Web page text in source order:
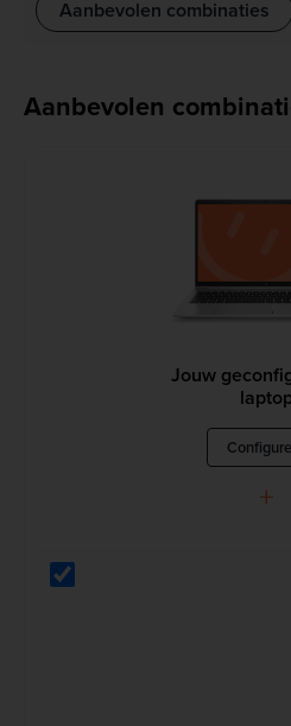
Aanbevolen combinaties
Aanbevolen
Jouw
+